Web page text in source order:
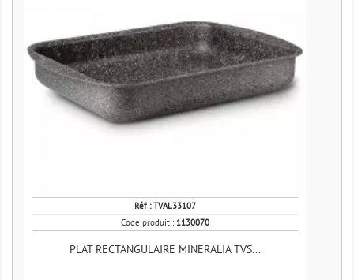
Réf :TVAL33107
Code produit : 1130070
PLAT RECTANGULAIRE MINERALIA TVS...